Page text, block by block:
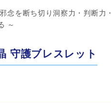
念を断ち切り洞察力・判断力
～
守護ブレスレット